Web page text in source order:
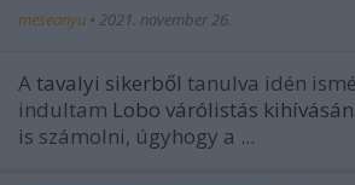
meseanyu • 2021. november 26.
A tavalyi sikerből tanulva idén
indultam Lobo várólistás kihívásán
is számolni, úgyhogy a ...